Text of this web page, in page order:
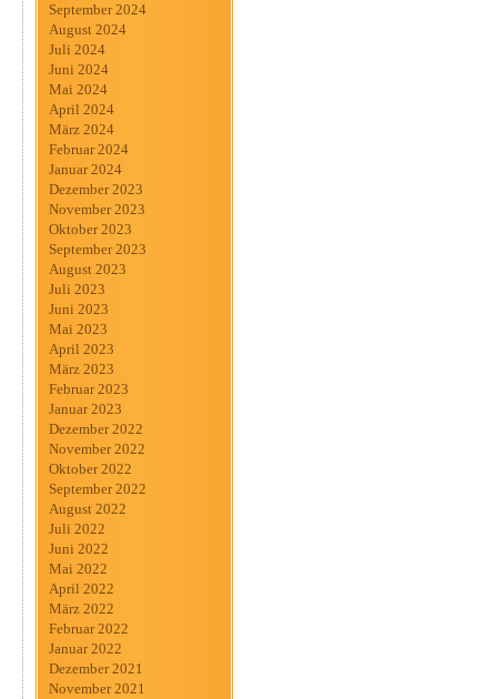
September 2024
August 2024
Juli 2024
Juni 2024
Mai 2024
April 2024
März 2024
Februar 2024
Januar 2024
Dezember 2023
November 2023
Oktober 2023
September 2023
August 2023
Juli 2023
Juni 2023
Mai 2023
April 2023
März 2023
Februar 2023
Januar 2023
Dezember 2022
November 2022
Oktober 2022
September 2022
August 2022
Juli 2022
Juni 2022
Mai 2022
April 2022
März 2022
Februar 2022
Januar 2022
Dezember 2021
November 2021